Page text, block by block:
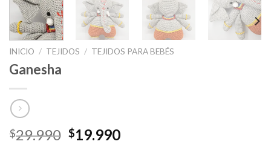
INICIO / TEJIDOS / TEJIDOS PARA BEBÉS
Ganesha
$29.990 $19.990